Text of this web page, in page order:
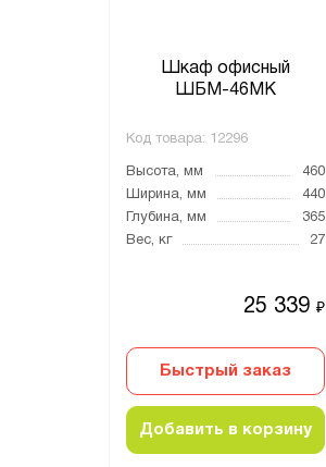
Шкаф офисный
ШБМ-46МК
Код товара: 12296
Высота, мм
460
Ширина, мм
440
Глубина, мм
365
Вес, кг
27
25 339 ₽
Быстрый заказ
Добавить в корзину